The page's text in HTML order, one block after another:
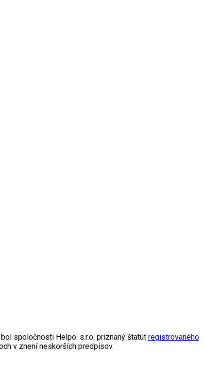
spoločnosti Helpo. s.r.o. priznaný štatút registrovaného
v znení neskorších predpisov.